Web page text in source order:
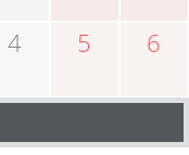
4 5 6